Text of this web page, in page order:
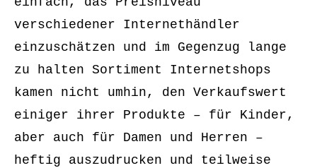
verschiedener Internethändler
einzuschätzen und im Gegenzug lange
zu halten Sortiment Internetshops
kamen nicht umhin, den Verkaufswert
einiger ihrer Produkte – für Kinder,
aber auch für Damen und Herren –
heftig auszudrucken und teilweise